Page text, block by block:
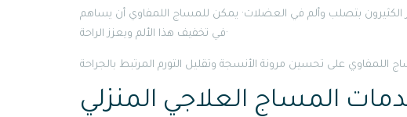
الكثيرون بتصلب وألم في العضلات· يمكن للمساج اللمفاوي أن يساهم
في تخفيف هذا الألم ويعزز الراحة·
المساج العلاجي المنزلي